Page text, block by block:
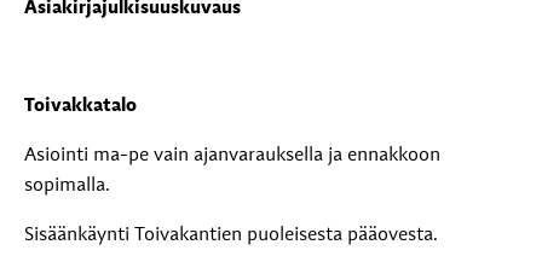
Asiakirjajulkisuuskuvaus
Toivakkatalo
Asiointi ma-pe vain ajanvarauksella ja ennakkoon
sopimalla.
Sisäänkäynti Toivakantien puoleisesta pääovesta.